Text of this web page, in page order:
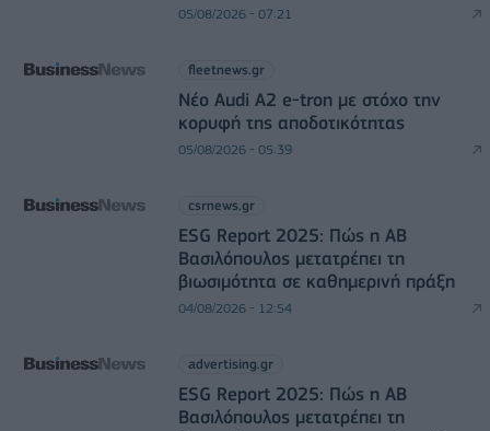
05/08/2026 - 07:21
fleetnews.gr
Νέο Audi A2 e-tron με στόχο την
κορυφή της αποδοτικότητας
05/08/2026 - 05:39
csrnews.gr
ESG Report 2025: Πώς η ΑΒ
Βασιλόπουλος μετατρέπει τη
βιωσιμότητα σε καθημερινή πράξη
04/08/2026 - 12:54
advertising.gr
ESG Report 2025: Πώς η ΑΒ
Βασιλόπουλος μετατρέπει τη